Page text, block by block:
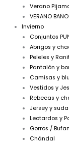
Verano
VERANO BAÑO
Invierno
Conjuntos
Abrigos y
Peleles y
Pantalón y
Camisas y
Vestidos y
Rebecas y
Jersey y
Leotardos y
Gorros /
Chándal